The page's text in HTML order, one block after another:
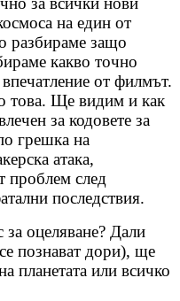
на един от
разбираме защо
какво точно
от филмът.
това. Ще видим и как
за кодовете за
грешка на
атака,
проблем след
последствия.
оцеляване? Дали
познават дори), ще
планетата или всичко